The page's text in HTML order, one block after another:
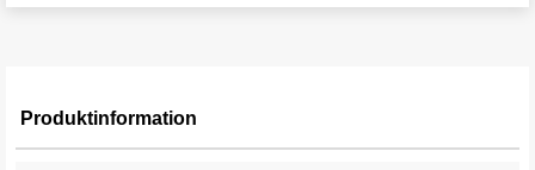
Produktinformation